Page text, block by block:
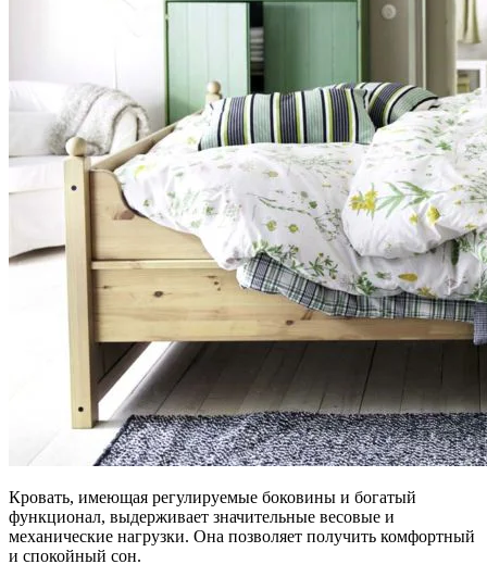
Кровать, имеющая регулируемые боковины и богатый
функционал, выдерживает значительные весовые и
механические нагрузки. Она позволяет получить комфортный
и спокойный сон.